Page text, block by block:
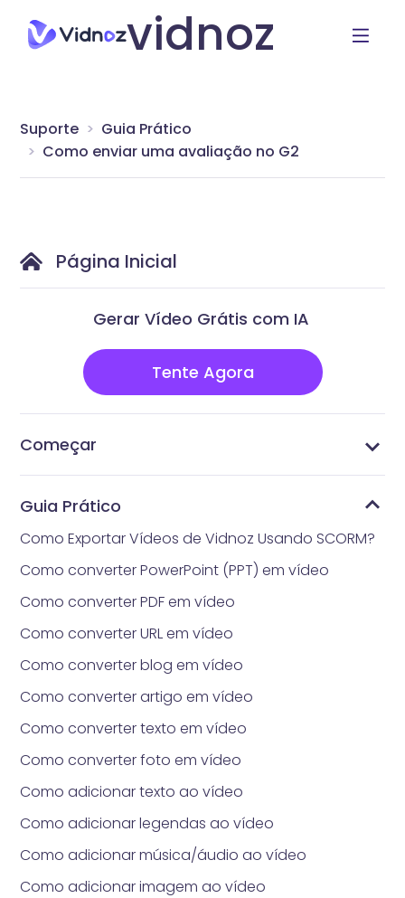
vidnoz
Suporte
Guia Prático
Como enviar uma avaliação no G2
Página Inicial
Gerar Vídeo Grátis com IA
Tente Agora
Começar
Guia Prático
Como Exportar Vídeos de Vidnoz Usando SCORM?
Como converter PowerPoint (PPT) em vídeo
Como converter PDF em vídeo
Como converter URL em vídeo
Como converter blog em vídeo
Como converter artigo em vídeo
Como converter texto em vídeo
Como converter foto em vídeo
Como adicionar texto ao vídeo
Como adicionar legendas ao vídeo
Como adicionar música/áudio ao vídeo
Como adicionar imagem ao vídeo